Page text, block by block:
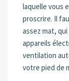
laquelle vous
proscrire. Il
assez mat,
appareils
ventilation
votre pied de